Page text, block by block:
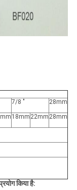
7/8 " 28mm
18mm 22mm 28mm
किया है: